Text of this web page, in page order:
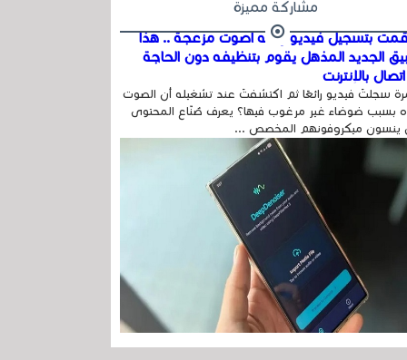
مشاركة مميزة
بتسجيل فيديو وفيه أصوت مزعجة .. هذا
الجديد المذهل يقوم بتنظيفه دون الحاجة
بالإنترنت
سجلتَ فيديو رائعًا ثم اكتشفتَ عند تشغيله أن الصوت
بسبب ضوضاء غير مرغوب فيها؟ يعرف صُنّاع المحتوى
ينسون ميكروفونهم المخصص ...